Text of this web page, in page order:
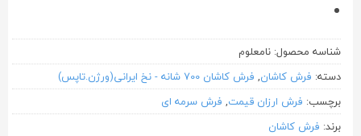
شناسه محصول: نامعلوم
دسته: فرش کاشان, فرش کاشان 700 شانه - نخ ایرانی(ورژن.تاپس)
برچسب: فرش ارزان قیمت, فرش سرمه ای
برند: فرش کاشان